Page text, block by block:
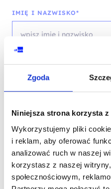
Zgoda
Niniejsza strona korzysta
Wykorzystujemy pliki
i reklam, aby oferować
analizować ruch w naszej
korzystasz z naszej
społecznościowym,
IMIĘ I NAZWISKO*
TELEFON KONTAKTOWY*
EMAIL*
WOJEWÓDZTWO*
wybierz województwo